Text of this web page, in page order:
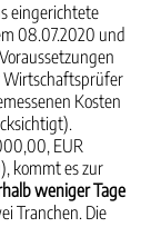
eingerichtete
08.07.2020 und
Wirtschaftsprüfer
Kosten
EUR
kommt es zur
weniger Tage
Tranchen. Die